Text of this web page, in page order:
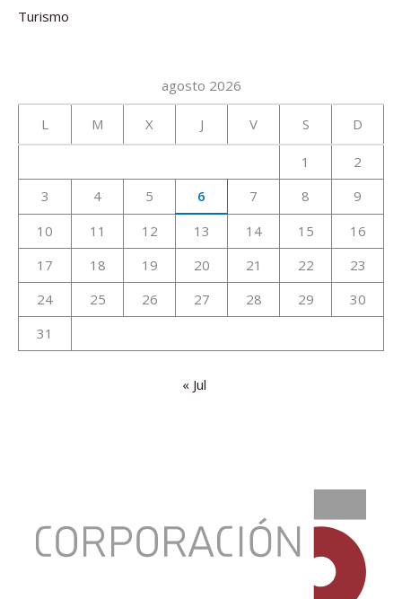
Turismo
agosto 2026
L M X J V S D
1
2
3
4 5 6 7 8
9
10
11 12 13 14 15
16
17
18 19 20 21 22
23
24
25 26 27 28 29
30
31
« Jul
AÑOS
DESPÚES,